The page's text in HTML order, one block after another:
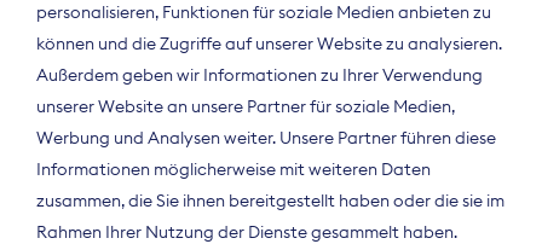
Der Bundesverband Digitalpublisher und
personalisieren, Funktionen für soziale Medien anbieten zu
können und die Zugriffe auf unserer Website zu analysieren.
Außerdem geben wir Informationen zu Ihrer Verwendung
unserer Website an unsere Partner für soziale Medien,
Werbung und Analysen weiter. Unsere Partner führen diese
Informationen möglicherweise mit weiteren Daten
zusammen, die Sie ihnen bereitgestellt haben oder die sie im
Rahmen Ihrer Nutzung der Dienste gesammelt haben.